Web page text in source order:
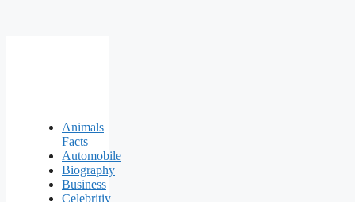
Animals
Facts
Automobile
Biography
Business
Celebritiy